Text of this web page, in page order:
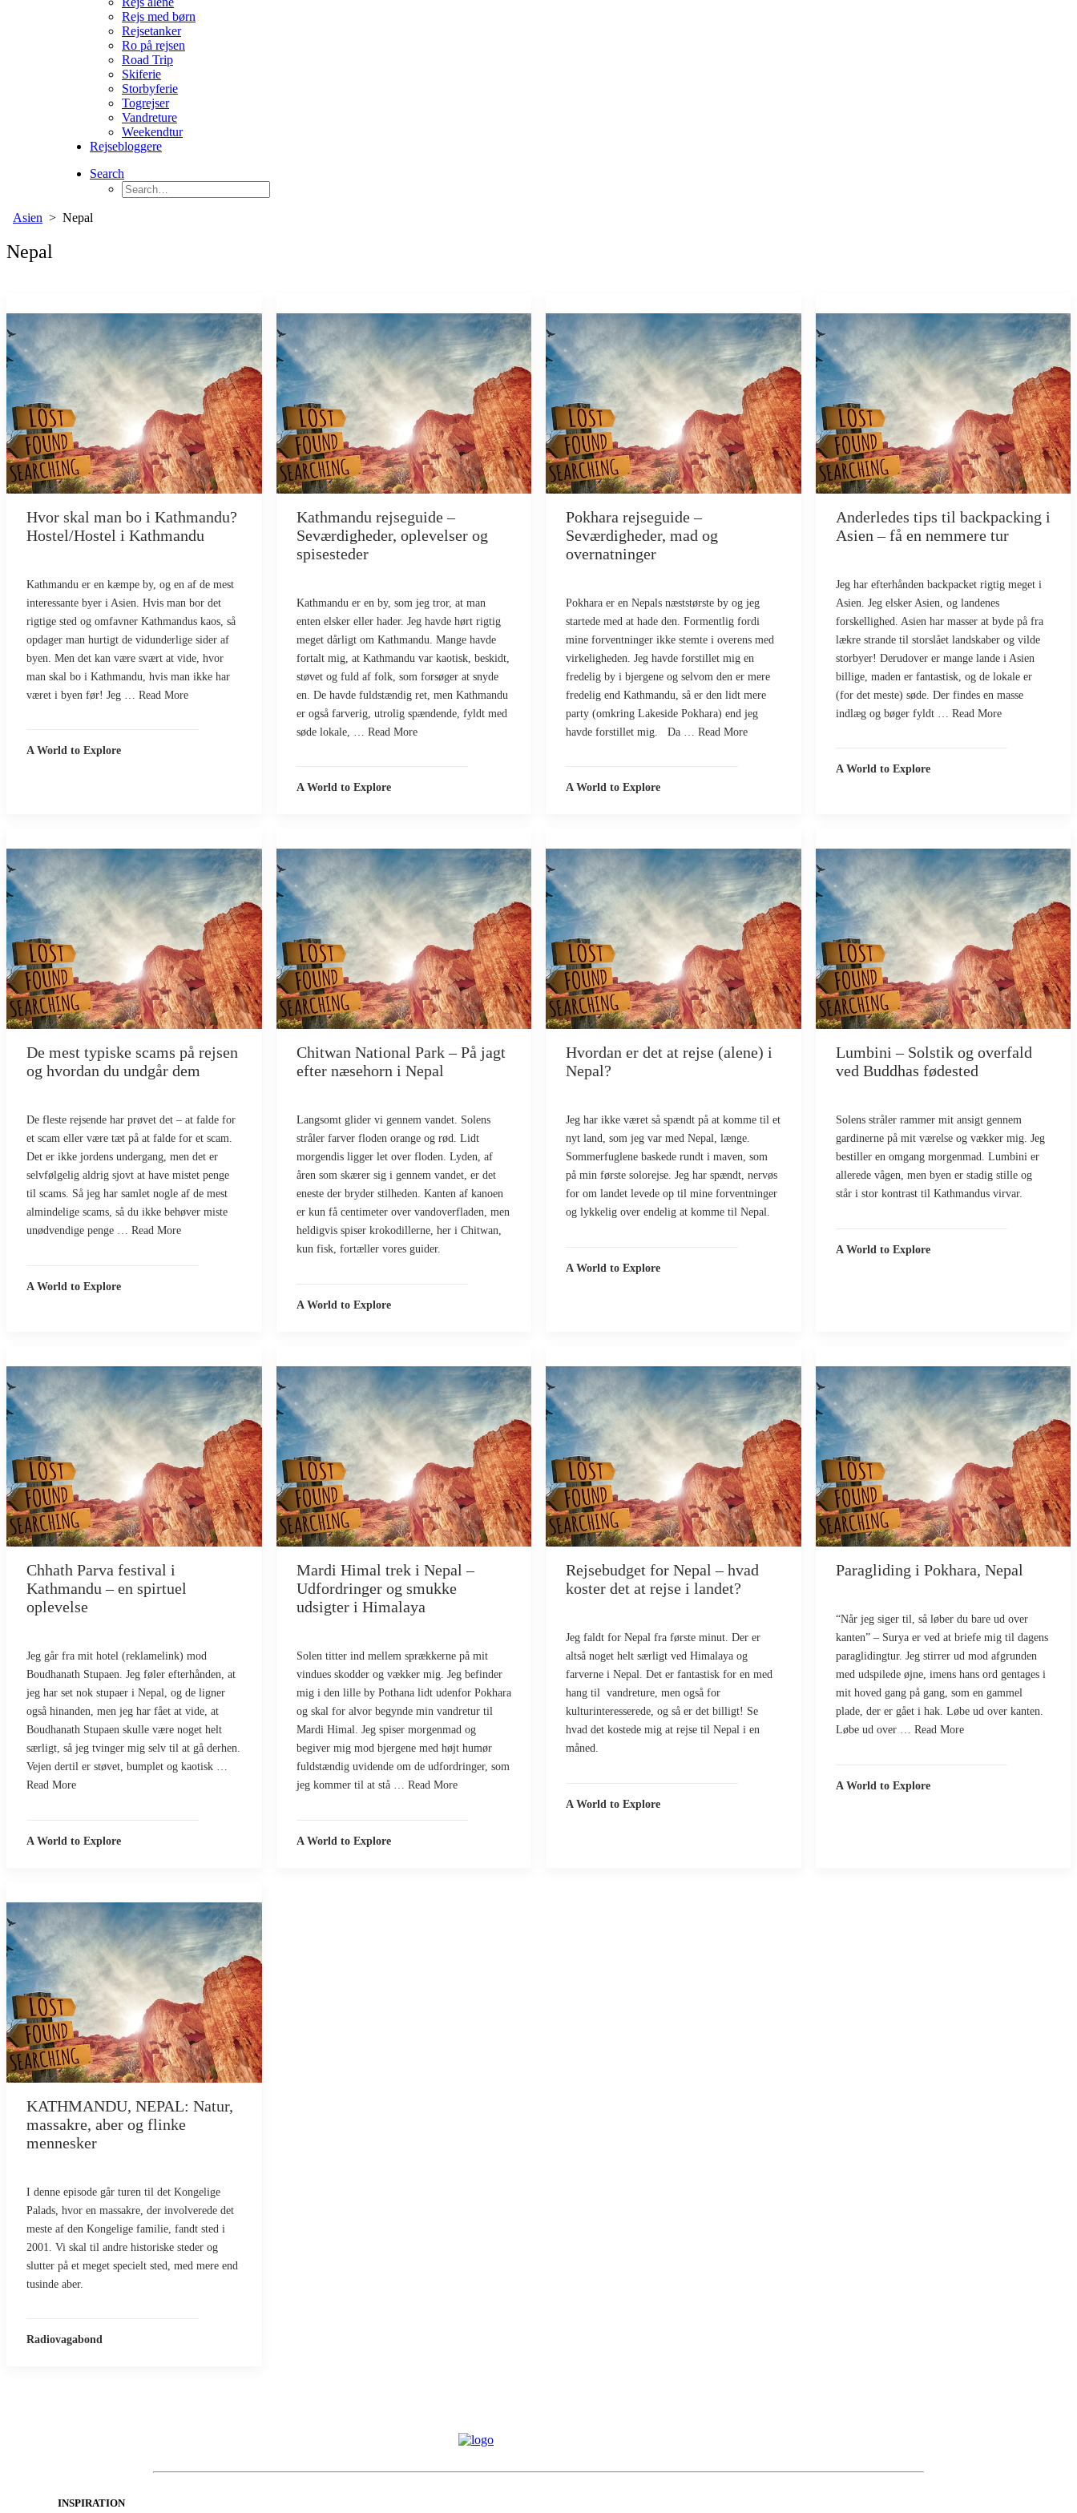
Rejs med børn
Rejsetanker
Ro på rejsen
Road Trip
Skiferie
Storbyferie
Togrejser
Vandreture
Weekendtur
Rejsebloggere
Search
Asien Nepal
Nepal
Hvor skal man bo i Kathmandu?
Hostel/Hostel i Kathmandu
Kathmandu er en kæmpe by, og en af de mest
interessante byer i Asien. Hvis man bor det
rigtige sted og omfavner Kathmandus kaos, så
opdager man hurtigt de vidunderlige sider af
byen. Men det kan være svært at vide, hvor
man skal bo i Kathmandu, hvis man ikke har
været i byen før! Jeg … Read More
A World to Explore
Kathmandu rejseguide –
Seværdigheder, oplevelser og
spisesteder
Kathmandu er en by, som jeg tror, at man
enten elsker eller hader. Jeg havde hørt rigtig
meget dårligt om Kathmandu. Mange havde
fortalt mig, at Kathmandu var kaotisk, beskidt,
støvet og fuld af folk, som forsøger at snyde
en. De havde fuldstændig ret, men Kathmandu
er også farverig, utrolig spændende, fyldt med
søde lokale, … Read More
A World to Explore
Pokhara rejseguide –
Seværdigheder, mad og
overnatninger
Pokhara er en Nepals næststørste by og jeg
startede med at hade den. Formentlig fordi
mine forventninger ikke stemte i overens med
virkeligheden. Jeg havde forstillet mig en
fredelig by i bjergene og selvom den er mere
fredelig end Kathmandu, så er den lidt mere
party (omkring Lakeside Pokhara) end jeg
havde forstillet mig. Da … Read More
A World to Explore
Anderledes tips til backpacking i
Asien – få en nemmere tur
Jeg har efterhånden backpacket rigtig meget i
Asien. Jeg elsker Asien, og landenes
forskellighed. Asien har masser at byde på fra
lækre strande til storslået landskaber og vilde
storbyer! Derudover er mange lande i Asien
billige, maden er fantastisk, og de lokale er
(for det meste) søde. Der findes en masse
indlæg og bøger fyldt … Read More
A World to Explore
De mest typiske scams på rejsen
og hvordan du undgår dem
De fleste rejsende har prøvet det – at falde for
et scam eller være tæt på at falde for et scam.
Det er ikke jordens undergang, men det er
selvfølgelig aldrig sjovt at have mistet penge
til scams. Så jeg har samlet nogle af de mest
almindelige scams, så du ikke behøver miste
unødvendige penge … Read More
A World to Explore
Chitwan National Park – På jagt
efter næsehorn i Nepal
Langsomt glider vi gennem vandet. Solens
stråler farver floden orange og rød. Lidt
morgendis ligger let over floden. Lyden, af
åren som skærer sig i gennem vandet, er det
eneste der bryder stilheden. Kanten af kanoen
er kun få centimeter over vandoverfladen, men
heldigvis spiser krokodillerne, her i Chitwan,
kun fisk, fortæller vores guider.
A World to Explore
Hvordan er det at rejse (alene) i
Nepal?
Jeg har ikke været så spændt på at komme til et
nyt land, som jeg var med Nepal, længe.
Sommerfuglene baskede rundt i maven, som
på min første solorejse. Jeg har spændt, nervøs
for om landet levede op til mine forventninger
og lykkelig over endelig at komme til Nepal.
A World to Explore
Lumbini – Solstik og overfald
ved Buddhas fødested
Solens stråler rammer mit ansigt gennem
gardinerne på mit værelse og vækker mig. Jeg
bestiller en omgang morgenmad. Lumbini er
allerede vågen, men byen er stadig stille og
står i stor kontrast til Kathmandus virvar.
A World to Explore
Chhath Parva festival i
Kathmandu – en spirtuel
oplevelse
Jeg går fra mit hotel (reklamelink) mod
Boudhanath Stupaen. Jeg føler efterhånden, at
jeg har set nok stupaer i Nepal, og de ligner
også hinanden, men jeg har fået at vide, at
Boudhanath Stupaen skulle være noget helt
særligt, så jeg tvinger mig selv til at gå derhen.
Vejen dertil er støvet, bumplet og kaotisk …
Read More
A World to Explore
Mardi Himal trek i Nepal –
Udfordringer og smukke
udsigter i Himalaya
Solen titter ind mellem sprækkerne på mit
vindues skodder og vækker mig. Jeg befinder
mig i den lille by Pothana lidt udenfor Pokhara
og skal for alvor begynde min vandretur til
Mardi Himal. Jeg spiser morgenmad og
begiver mig mod bjergene med højt humør
fuldstændig uvidende om de udfordringer, som
jeg kommer til at stå … Read More
A World to Explore
Rejsebudget for Nepal – hvad
koster det at rejse i landet?
Jeg faldt for Nepal fra første minut. Der er
altså noget helt særligt ved Himalaya og
farverne i Nepal. Det er fantastisk for en med
hang til vandreture, men også for
kulturinteresserede, og så er det billigt! Se
hvad det kostede mig at rejse til Nepal i en
måned.
A World to Explore
Paragliding i Pokhara, Nepal
“Når jeg siger til, så løber du bare ud over
kanten” – Surya er ved at briefe mig til dagens
paraglidingtur. Jeg stirrer ud mod afgrunden
med udspilede øjne, imens hans ord gentages i
mit hoved gang på gang, som en gammel
plade, der er gået i hak. Løbe ud over kanten.
Løbe ud over … Read More
A World to Explore
KATHMANDU, NEPAL: Natur,
massakre, aber og flinke
mennesker
I denne episode går turen til det Kongelige
Palads, hvor en massakre, der involverede det
meste af den Kongelige familie, fandt sted i
2001. Vi skal til andre historiske steder og
slutter på et meget specielt sted, med mere end
tusinde aber.
Radiovagabond
INSPIRATION